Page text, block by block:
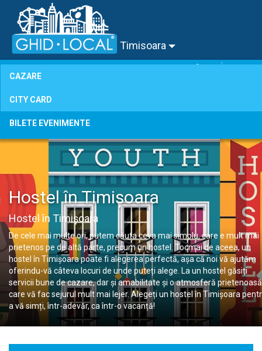
Timisoara
°
CAZARE
CITY CARD
BILETE EVENIMENTE
Hostel în Timișoara
Hostel în Timișoara
De cele mai multe ori, putem căuta ceva mai simplu, care e mult mai
prietenos pe de altă parte, precum un hostel. Tocmai de aceea, un
hostel în Timișoara poate fi alegerea perfectă, așa că noi vă ajutăm
oferindu-vă câteva locuri de unde puteți alege. La un hostel găsiți
servicii bune de cazare, dar și amabilitate și o atmosferă
care vă fac sejurul mult mai lejer. Alegeți un hostel în Timișoara
a vă simți, într-adevăr, ca într-o vacanță!